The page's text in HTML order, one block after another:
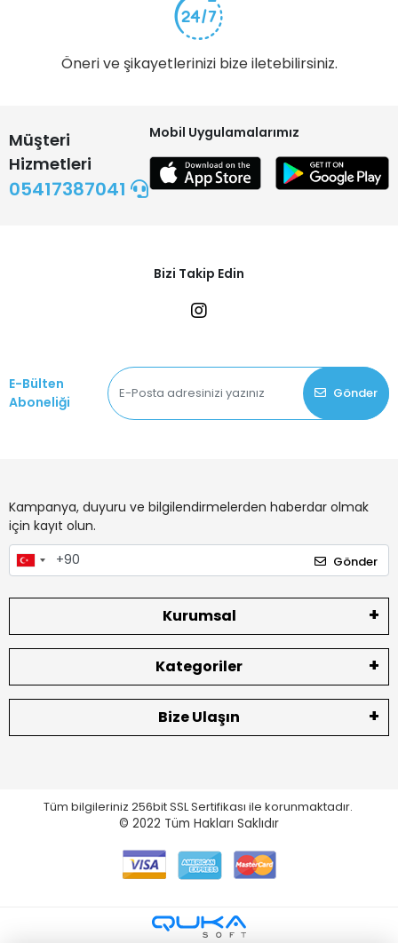
Öneri ve şikayetlerinizi bize iletebilirsiniz.
Müşteri
Hizmetleri
05417387041
Mobil Uygulamalarımız
Bizi Takip Edin
E-Bülten
Aboneliği
Gönder
Kampanya, duyuru ve bilgilendirmelerden haberdar olmak
için kayıt olun.
Gönder
Kurumsal
Kategoriler
Bize Ulaşın
Tüm bilgileriniz 256bit SSL Sertifikası ile korunmaktadır.
© 2022 Tüm Hakları Saklıdır